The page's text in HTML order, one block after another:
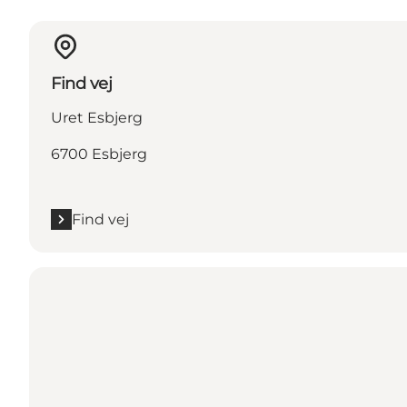
Find vej
Uret Esbjerg
6700 Esbjerg
Find vej